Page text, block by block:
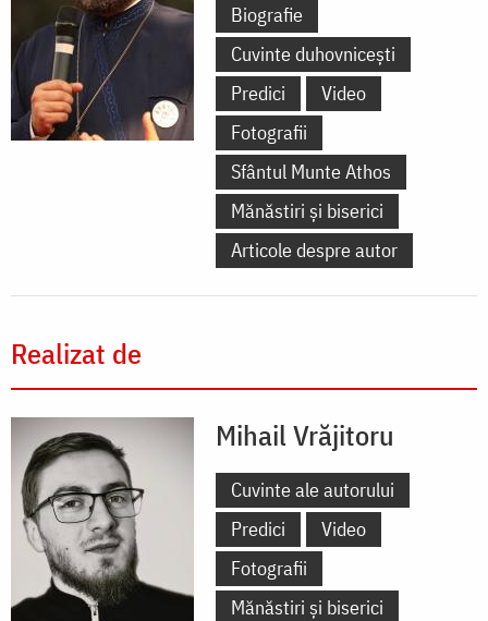
Biografie
Cuvinte duhovnicești
Predici
Video
Fotografii
Sfântul Munte Athos
Mănăstiri și biserici
Articole despre autor
Realizat de
Mihail Vrăjitoru
Cuvinte ale autorului
Predici
Video
Fotografii
Mănăstiri și biserici